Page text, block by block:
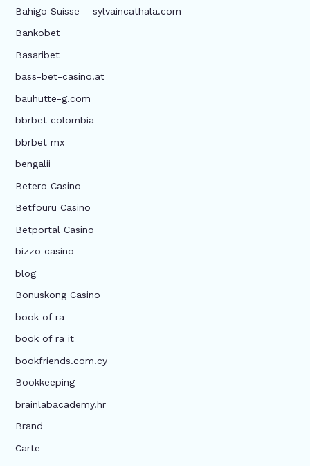
Bahigo Suisse – sylvaincathala.com
Bankobet
Basaribet
bass-bet-casino.at
bauhutte-g.com
bbrbet colombia
bbrbet mx
bengalii
Betero Casino
Betfouru Casino
Betportal Casino
bizzo casino
blog
Bonuskong Casino
book of ra
book of ra it
bookfriends.com.cy
Bookkeeping
brainlabacademy.hr
Brand
Carte